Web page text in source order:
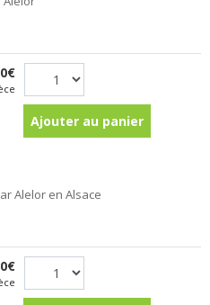
Ajouter au panier
Alelor en Alsace